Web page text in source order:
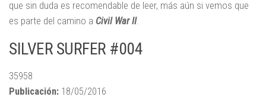
que sin duda es recomendable de leer, más aún si vemos que
es parte del camino a Civil War II.
SILVER SURFER #004
35958
Publicación: 18/05/2016